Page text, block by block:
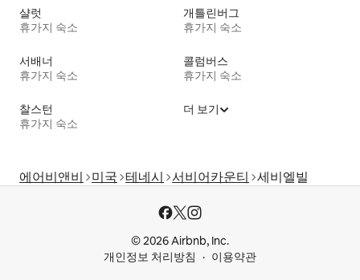
샬럿
휴가지 숙소
개틀린버그
휴가지 숙소
서배너
휴가지 숙소
콜럼버스
휴가지 숙소
찰스턴
휴가지 숙소
더 보기
에어비앤비 미국 테네시 서비어카운티 세비엘빌
© 2026 Airbnb, Inc.
개인정보 처리방침
이용약관